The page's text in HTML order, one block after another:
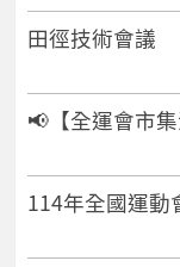
田徑技術會議
📢【全運會市集
114年全國運動